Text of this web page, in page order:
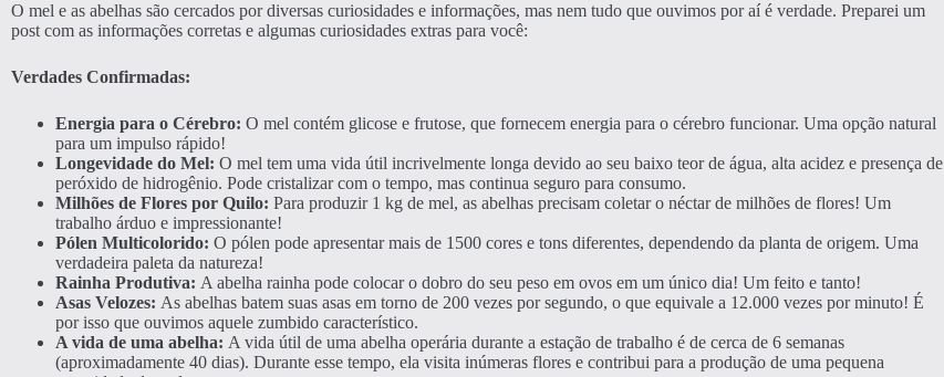
O mel e as abelhas são cercados por diversas curiosidades e informações, mas nem tudo que ouvimos por aí é verdade. Preparei um
post com as informações corretas e algumas curiosidades extras para você:
Verdades Confirmadas:
Energia para o Cérebro: O mel contém glicose e frutose, que fornecem energia para o cérebro funcionar. Uma opção natural
para um impulso rápido!
Longevidade do Mel: O mel tem uma vida útil incrivelmente longa devido ao seu baixo teor de água, alta acidez e presença de
peróxido de hidrogênio. Pode cristalizar com o tempo, mas continua seguro para consumo.
Milhões de Flores por Quilo: Para produzir 1 kg de mel, as abelhas precisam coletar o néctar de milhões de flores! Um
trabalho árduo e impressionante!
Pólen Multicolorido: O pólen pode apresentar mais de 1500 cores e tons diferentes, dependendo da planta de origem. Uma
verdadeira paleta da natureza!
Rainha Produtiva: A abelha rainha pode colocar o dobro do seu peso em ovos em um único dia! Um feito e tanto!
Asas Velozes: As abelhas batem suas asas em torno de 200 vezes por segundo, o que equivale a 12.000 vezes por minuto! É
por isso que ouvimos aquele zumbido característico.
A vida de uma abelha: A vida útil de uma abelha operária durante a estação de trabalho é de cerca de 6 semanas
(aproximadamente 40 dias). Durante esse tempo, ela visita inúmeras flores e contribui para a produção de uma pequena